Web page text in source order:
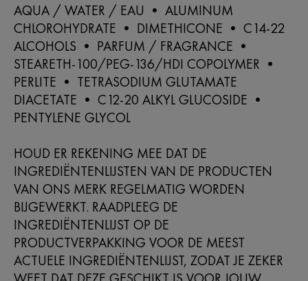
AQUA / WATER / EAU • ALUMINUM
CHLOROHYDRATE • DIMETHICONE • C14-22
ALCOHOLS • PARFUM / FRAGRANCE •
STEARETH-100/PEG-136/HDI COPOLYMER •
PERLITE • TETRASODIUM GLUTAMATE
DIACETATE • C12-20 ALKYL GLUCOSIDE •
PENTYLENE GLYCOL
HOUD ER REKENING MEE DAT DE
INGREDIËNTENLIJSTEN VAN DE PRODUCTEN
VAN ONS MERK REGELMATIG WORDEN
BIJGEWERKT. RAADPLEEG DE
INGREDIËNTENLIJST OP DE
PRODUCTVERPAKKING VOOR DE MEEST
ACTUELE INGREDIËNTENLIJST, ZODAT JE ZEKER